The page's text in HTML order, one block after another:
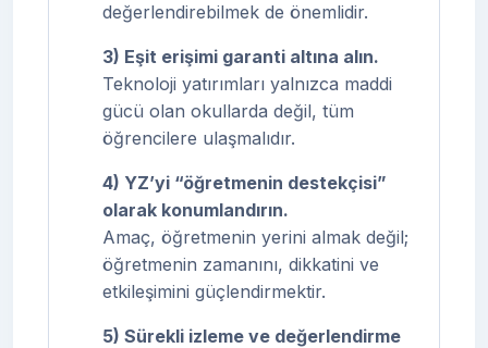
değerlendirebilmek de önemlidir.
3) Eşit erişimi garanti altına alın.
Teknoloji yatırımları yalnızca maddi
gücü olan okullarda değil, tüm
öğrencilere ulaşmalıdır.
4) YZ’yi “öğretmenin destekçisi”
olarak konumlandırın.
Amaç, öğretmenin yerini almak değil;
öğretmenin zamanını, dikkatini ve
etkileşimini güçlendirmektir.
5) Sürekli izleme ve değerlendirme